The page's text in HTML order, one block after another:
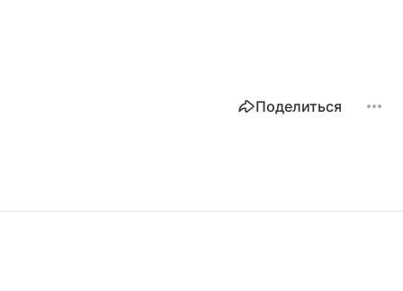
Поделиться